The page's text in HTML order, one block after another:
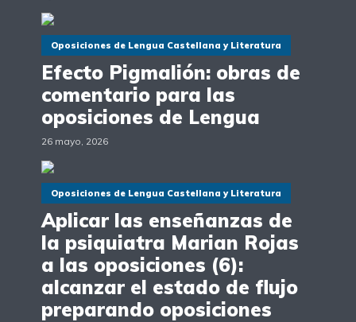
Oposiciones de Lengua Castellana y Literatura
Efecto Pigmalión: obras de
comentario para las
oposiciones de Lengua
26 mayo, 2026
Oposiciones de Lengua Castellana y Literatura
Aplicar las enseñanzas de
la psiquiatra Marian Rojas
a las oposiciones (6):
alcanzar el estado de flujo
preparando oposiciones